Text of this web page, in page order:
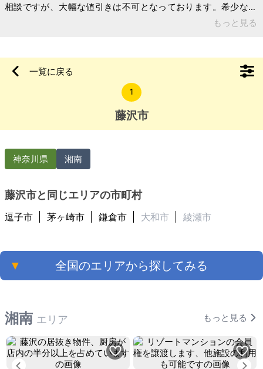
相談ですが、大幅な値引きは不可となっております。希少な江
ノ島島内にある物件で、お部屋からは唯一無二の眺望！リビン
ハウスクリーニング済み ・築年数:29年 ・建ぺい率:40％ ・容
積率:200％
もっと見る
一覧に戻る
1
藤沢市
神奈川県 湘南
藤沢市と同じエリアの市町村
逗子市 茅ヶ崎市 鎌倉市 大和市 綾瀬市
▼ 全国のエリアから探してみる
湘南 エリア もっと見る
Previous